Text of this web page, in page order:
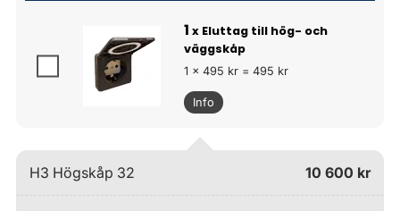
1 x Eluttag till hög- och
väggskåp
1 x 495 kr = 495 kr
Info
H3 Högskåp 32 10 600 kr